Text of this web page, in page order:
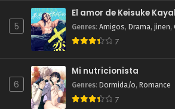
5
El amor de Keisuke
Genres: Amigos, Drama, jinen,
7
6
Mi nutricionista
Genres: Dormida/o, Romance
7